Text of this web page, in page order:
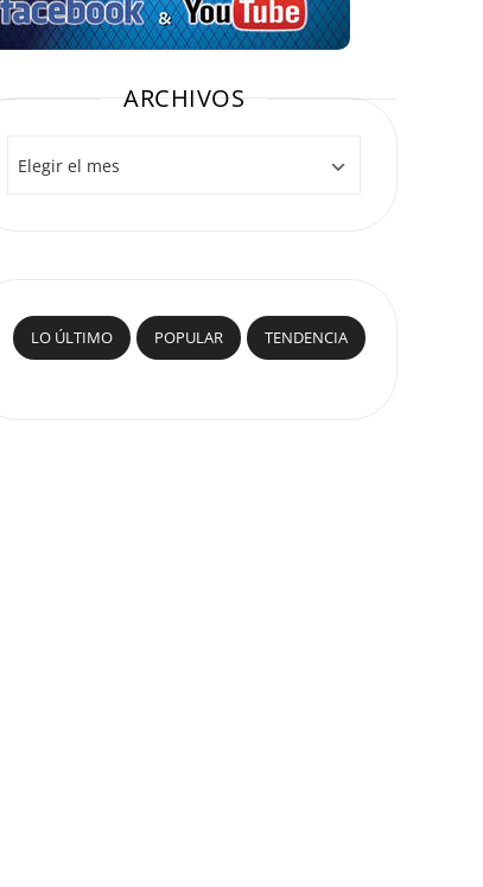
ARCHIVOS
LO ÚLTIMO POPULAR TENDENCIA